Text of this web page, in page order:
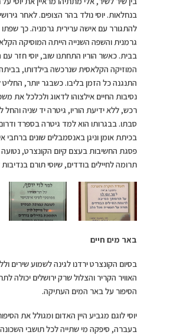
בנחלאות. יוסי נולד בהר הצופים. לאחר
להתגורר עם אישה ערירית גרמניה. כך
גרמנית והשפה השנייה הייתה המוסיקה
בבית. כאשר הוריו התחתנו שוב, יוסי חזר עם
המוזיקה הקלאסית שנרכשה בילדותו,
התנגנה כל הזמן בליבו. כשבגר יותר,
נסיבות החיים אילצוהו לדאוג ולכלכל את
רכש, ללא ידיעת הוריו, גיטרה יד שניה והחל
סבתו. בבגרותו הוא למד גיטרה בספרד
בכיתת אומן וניגן באנסמבלים שונים ברחבי
פסגת החשיבות בעצם קיום הקונצרט,
תרומה לחיילים בודדים, שיוסי תורם
באר מים חיים
בסיום הקונצרט ירדנו לגינה לשמוע שירים
האוויר הקריר והצלול שרק ירושלים יכולה
הסיפור על באר המים העתיקה.
יוסי לוגם מגביע היין האדום ומגולל את
בעברה, סיפקה מי שתייה לכל תושבי